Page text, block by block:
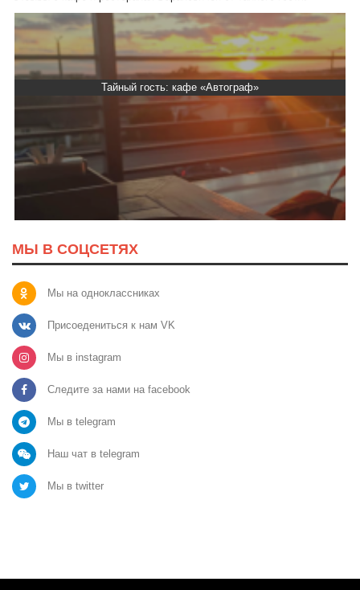
Тайный гость: доставка Капибара
МЫ В СОЦСЕТЯХ
Мы на одноклассниках
Присоедениться к нам VK
Мы в instagram
Следите за нами на facebook
Мы в telegram
Наш чат в telegram
Мы в twitter